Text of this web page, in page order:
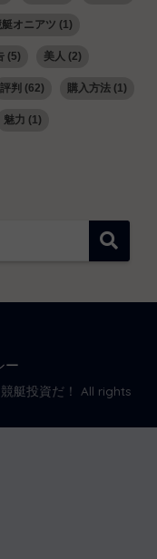
オニアツ (1)
(5) 美人 (2)
評判 (62) 購入方法(1)
魅力 (1)
ー
艇投資だ！ All rights